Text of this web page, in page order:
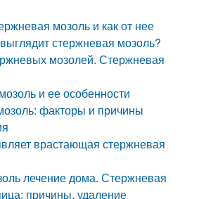
мозоль и как от нее
стержневая мозоль?
мозолей. Стержневая
и ее особенности
факторы и причины
врастающая стержневая
лечение дома. Стержневая
причины, удаление